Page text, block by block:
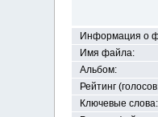
Информация о
Имя файла:
Альбом:
Рейтинг
Ключевые слова: